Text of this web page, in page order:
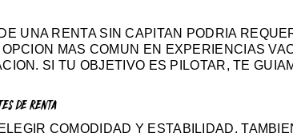
UNA RENTA SIN CAPITAN PODRIA
MAS COMUN EN EXPERIENCIAS
SI TU OBJETIVO ES PILOTAR, TE
DE RENTA
COMODIDAD Y ESTABILIDAD.